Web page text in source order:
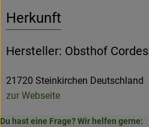
Herkunft
Hersteller: Obsthof Cordes
21720 Steinkirchen Deutschland
zur Webseite
Du hast eine Frage? Wir helfen gerne: